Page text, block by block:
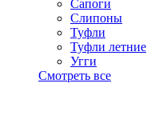
Сапоги
Слипоны
Туфли
Туфли летние
Угги
Смотреть все